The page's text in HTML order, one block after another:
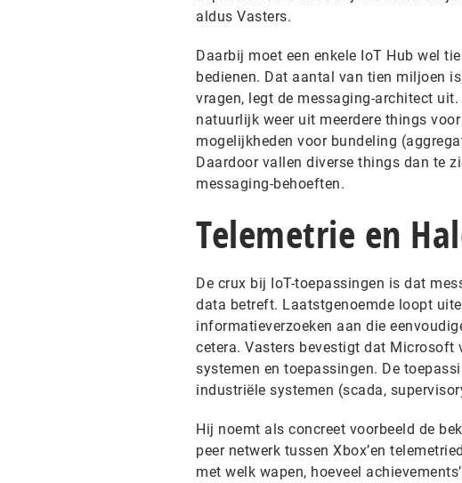
aldus Vasters.
Daarbij moet een enkele IoT Hub wel
bedienen. Dat aantal van tien miljoen
vragen, legt de messaging-architect
natuurlijk weer uit meerdere things
mogelijkheden voor bundeling
Daardoor vallen diverse things dan te
messaging-behoeften.
Telemetrie en
De crux bij IoT-toepassingen is dat
data betreft. Laatstgenoemde loopt
informatieverzoeken aan die
cetera. Vasters bevestigt dat Microsoft
systemen en toepassingen. De
industriële systemen (scada,
Hij noemt als concreet voorbeeld de
peer netwerk tussen Xbox’en
met welk wapen, hoeveel